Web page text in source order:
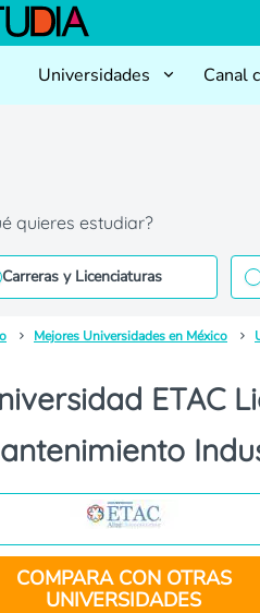
Universidades Canal
quieres estudiar?
Carreras y Licenciaturas
Mejores Universidades en México
ETAC
COMPARA CON OTRAS
UNIVERSIDADES